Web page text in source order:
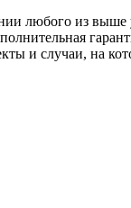
любого из выше
и случаи, на